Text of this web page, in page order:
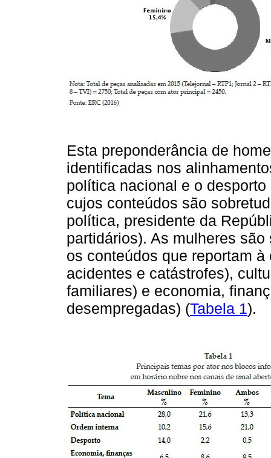
Esta preponderância de
identificadas nos
política nacional e o
cujos conteúdos são
política, presidente da
partidários). As mulheres
os conteúdos que reportam
acidentes e catástrofes),
familiares) e economia,
desempregadas) (Tabela 1).